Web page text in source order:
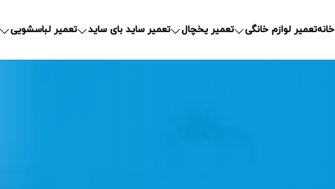
خانهتعمیر لوازم خانگی تعمیر یخچال تعمیر ساید بای ساید تعمیر لباسشویی